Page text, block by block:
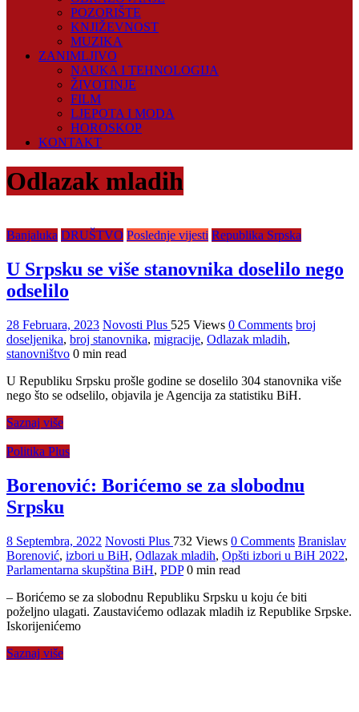
POZORIŠTE
KNJIŽEVNOST
MUZIKA
ZANIMLJIVO
NAUKA I TEHNOLOGIJA
ŽIVOTINJE
FILM
LJEPOTA I MODA
HOROSKOP
KONTAKT
Odlazak mladih
Banjaluka DRUŠTVO Poslednje vijesti Republika Srpska
U Srpsku se više stanovnika doselilo nego
odselilo
28 Februara, 2023 Novosti Plus 525 Views 0 Comments broj
doseljenika, broj stanovnika, migracije, Odlazak mladih,
stanovništvo 0 min read
U Republiku Srpsku prošle godine se doselilo 304 stanovnika više
nego što se odselilo, objavila je Agencija za statistiku BiH.
Saznaj više
Politika Plus
Borenović: Borićemo se za slobodnu
Srpsku
8 Septembra, 2022 Novosti Plus 732 Views 0 Comments Branislav
Borenović, izbori u BiH, Odlazak mladih, Opšti izbori u BiH 2022,
Parlamentarna skupština BiH, PDP 0 min read
– Borićemo se za slobodnu Republiku Srpsku u koju će biti
poželjno ulagati. Zaustavićemo odlazak mladih iz Republike Srpske.
Iskorijenićemo
Saznaj više